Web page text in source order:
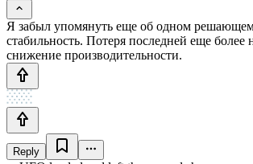
Я забыл упомянуть еще об одном
стабильность. Потеря последней еще более
снижение производительности.
Reply